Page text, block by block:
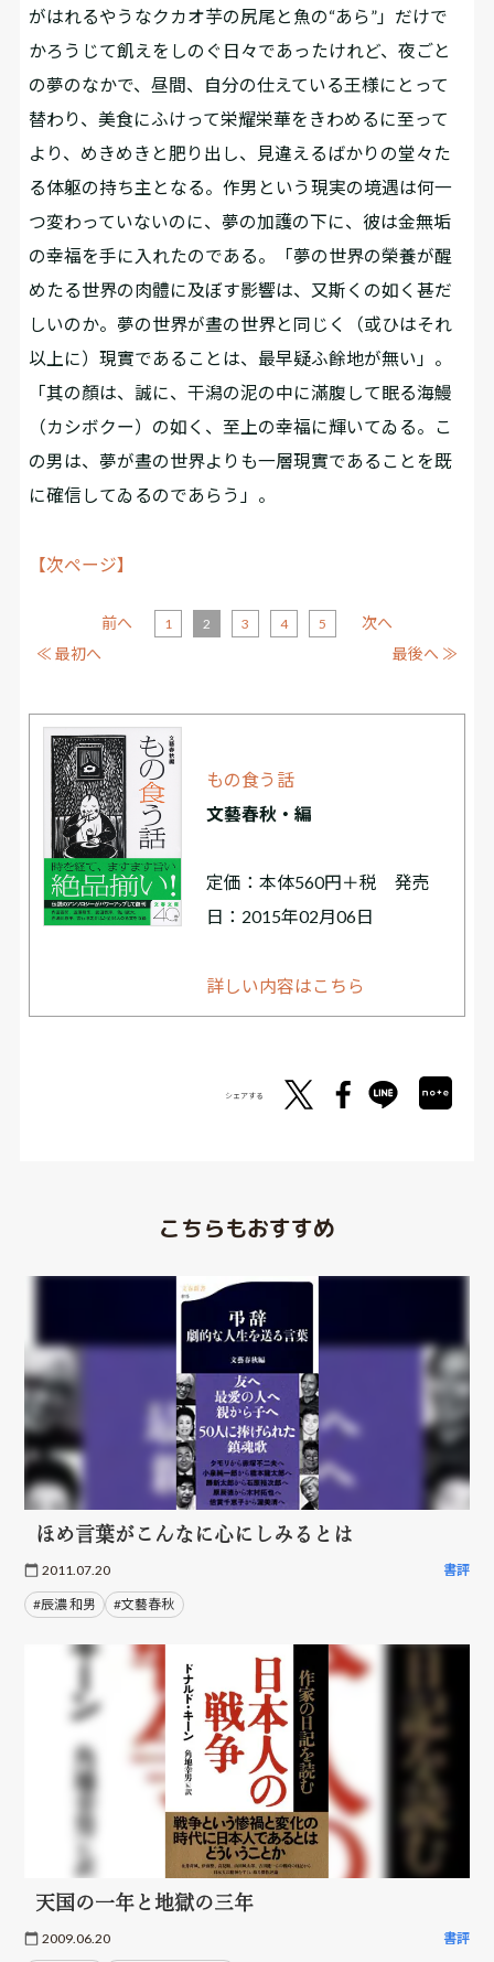
がはれるやうなクカオ芋の尻尾と魚の“あら”」だけで
かろうじて飢えをしのぐ日々であったけれど、夜ごと
の夢のなかで、昼間、自分の仕えている王様にとって
替わり、美食にふけって栄耀栄華をきわめるに至って
より、めきめきと肥り出し、見違えるばかりの堂々た
る体躯の持ち主となる。作男という現実の境遇は何一
つ変わっていないのに、夢の加護の下に、彼は金無垢
の幸福を手に入れたのである。「夢の世界の榮養が醒
めたる世界の肉體に及ぼす影響は、又斯くの如く甚だ
しいのか。夢の世界が晝の世界と同じく（或ひはそれ
以上に）現實であることは、最早疑ふ餘地が無い」。
「其の顏は、誠に、干潟の泥の中に滿腹して眠る海鰻
（カシボクー）の如く、至上の幸福に輝いてゐる。こ
の男は、夢が晝の世界よりも一層現實であることを既
に確信してゐるのであらう」。
【次ページ】
≪ 最初へ
前へ 1 2 3 4 5
次へ
最後へ ≫
もの食う話
文藝春秋・編
定価：本体560円＋税 発売
日：2015年02月06日
詳しい内容はこちら
シェアする
こちらもおすすめ
ほめ言葉がこんなに心にしみるとは
2011.07.20 書評
#辰濃 和男 #文藝春秋
天国の一年と地獄の三年
2009.06.20 書評